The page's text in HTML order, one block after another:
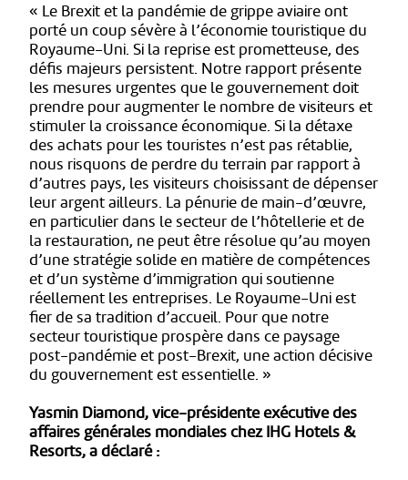
« Le Brexit et la pandémie de grippe aviaire ont
porté un coup sévère à l’économie touristique du
Royaume-Uni. Si la reprise est prometteuse, des
défis majeurs persistent. Notre rapport présente
les mesures urgentes que le gouvernement doit
prendre pour augmenter le nombre de visiteurs et
stimuler la croissance économique. Si la détaxe
des achats pour les touristes n’est pas rétablie,
nous risquons de perdre du terrain par rapport à
d’autres pays, les visiteurs choisissant de dépenser
leur argent ailleurs. La pénurie de main-d’œuvre,
en particulier dans le secteur de l’hôtellerie et de
la restauration, ne peut être résolue qu’au moyen
d’une stratégie solide en matière de compétences
et d’un système d’immigration qui soutienne
réellement les entreprises. Le Royaume-Uni est
fier de sa tradition d’accueil. Pour que notre
secteur touristique prospère dans ce paysage
post-pandémie et post-Brexit, une action décisive
du gouvernement est essentielle. »
Yasmin Diamond, vice-présidente exécutive des
affaires générales mondiales chez IHG Hotels &
Resorts, a déclaré :